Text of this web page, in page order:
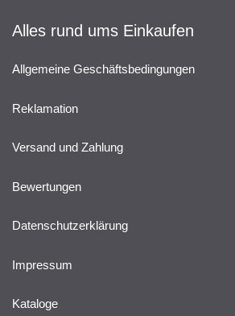
Alles rund ums Einkaufen
Allgemeine Geschäftsbedingungen
Reklamation
Versand und Zahlung
Bewertungen
Datenschutzerklärung
Impressum
Kataloge